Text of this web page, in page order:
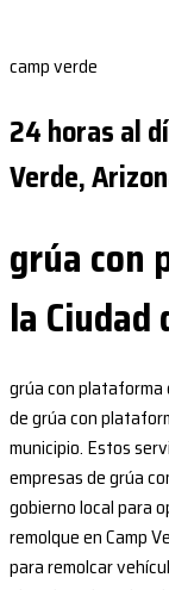
camp verde
24 horas al
Verde,
grúa con
la Ciudad
grúa con plataforma
de grúa con
municipio. Estos
empresas de grúa
gobierno local para
remolque en Camp
para remolcar